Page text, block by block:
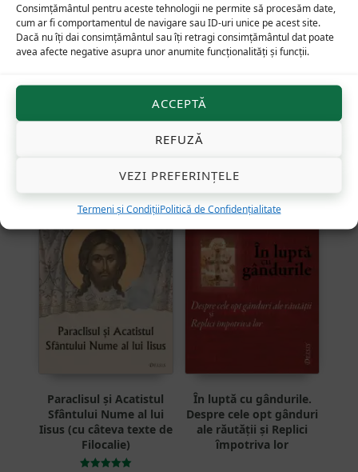
Consimțământul pentru aceste tehnologii ne permite să procesăm date,
cum ar fi comportamentul de navigare sau ID-uri unice pe acest site.
Dacă nu îți dai consimțământul sau îți retragi consimțământul dat poate
avea afecte negative asupra unor anumite funcționalități și funcții.
ACCEPTĂ
REFUZĂ
VEZI PREFERINȚELE
Termeni și CondițiiPolitică de Confidențialitate
Produse similare
Paraclisul și Acatistul
Sfântului Nume al lui
Iisus (cu câteva texte de
Filocalie)
22lei
În luptă cu gândurile.
Despre cele opt gânduri
ale răutății și Replici
împotriva lor